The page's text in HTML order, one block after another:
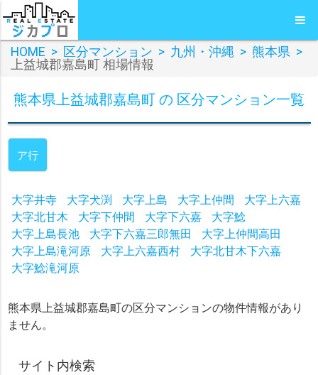
HOME > 区分マンション > 九州・沖縄 > 熊本県 >
上益城郡嘉島町 相場情報
熊本県上益城郡嘉島町 の 区分マンション一覧
ア行
大字井寺 大字犬渕 大字上島 大字上仲間
大字上六嘉
大字北甘木
大字下仲間 大字下六嘉
大字鯰
大字上島長池
大字下六嘉三郎無田
大字上仲間高田
大字上島滝河原
大字上六嘉西村
大字北甘木下六嘉
大字鯰滝河原
熊本県上益城郡嘉島町の区分マンションの物件情報があり
ません。
サイト内検索